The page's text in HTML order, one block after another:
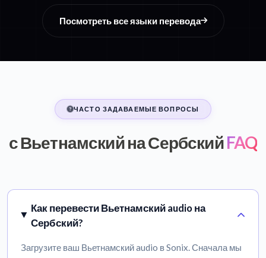
Посмотреть все языки перевода
ЧАСТО ЗАДАВАЕМЫЕ ВОПРОСЫ
с Вьетнамский на СербскийFAQ
Как перевести Вьетнамский audio на
Сербский?
Загрузите ваш Вьетнамский audio в Sonix. Сначала мы